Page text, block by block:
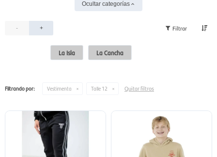
Ocultar categorías
- +
La Isla La Cancha
Filtrando por: Vestimenta Talle 12 Quitar filtros